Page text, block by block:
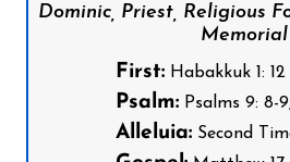
Dominic, Priest, Religious
Memorial
First:Habakkuk 1: 12
Psalm:Psalms 9: 8-9,
Alleluia:Second